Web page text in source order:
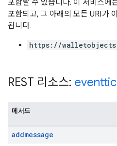
포함할 수 있습니다. 이 서비스에
포함되고, 그 아래의 모든 URI가
됩니다.
https://
REST 리소스:
메서드
addmessage